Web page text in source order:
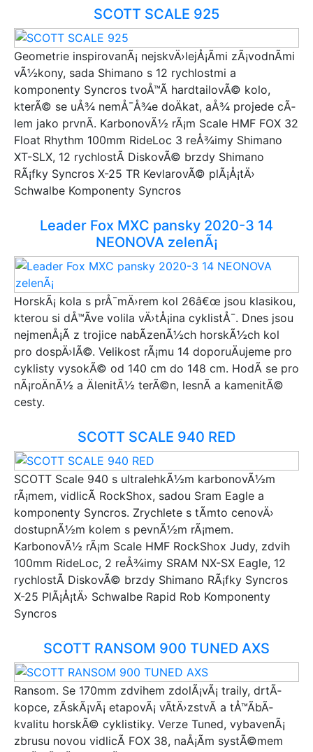
SCOTT SCALE 925
Geometrie inspirovanÃ¡ nejskvÄ›lejÅ¡Ã­mi zÃ¡vodnÃ­mi
vÃ½kony, sada Shimano s 12 rychlostmi a
komponenty Syncros tvoÅ™Ã­ hardtailovÃ© kolo,
kterÃ© se uÅ¾ nemÅ¯Å¾e doÄkat, aÅ¾ projede cÃ­
lem jako prvnÃ­. KarbonovÃ½ rÃ¡m Scale HMF FOX 32
Float Rhythm 100mm RideLoc 3 reÅ¾imy Shimano
XT-SLX, 12 rychlostÃ­ DiskovÃ© brzdy Shimano
RÃ¡fky Syncros X-25 TR KevlarovÃ© plÃ¡Å¡tÄ›
Schwalbe Komponenty Syncros
Leader Fox MXC pansky 2020-3 14
NEONOVA zelenÃ¡
HorskÃ¡ kola s prÅ¯mÄ›rem kol 26â€œ jsou klasikou,
kterou si dÅ™Ã­ve volila vÄ›tÅ¡ina cyklistÅ¯. Dnes jsou
nejmenÅ¡Ã­ z trojice nabÃ­zenÃ½ch horskÃ½ch kol
pro dospÄ›lÃ©. Velikost rÃ¡mu 14 doporuÄujeme pro
cyklisty vysokÃ© od 140 cm do 148 cm. HodÃ­ se pro
nÃ¡roÄnÃ½ a ÄlenitÃ½ terÃ©n, lesnÃ­ a kamenitÃ©
cesty.
SCOTT SCALE 940 RED
SCOTT Scale 940 s ultralehkÃ½m karbonovÃ½m
rÃ¡mem, vidlicÃ­ RockShox, sadou Sram Eagle a
komponenty Syncros. Zrychlete s tÃ­mto cenovÄ›
dostupnÃ½m kolem s pevnÃ½m rÃ¡mem.
KarbonovÃ½ rÃ¡m Scale HMF RockShox Judy, zdvih
100mm RideLoc, 2 reÅ¾imy SRAM NX-SX Eagle, 12
rychlostÃ­ DiskovÃ© brzdy Shimano RÃ¡fky Syncros
X-25 PlÃ¡Å¡tÄ› Schwalbe Rapid Rob Komponenty
Syncros
SCOTT RANSOM 900 TUNED AXS
Ransom. Se 170mm zdvihem zdolÃ¡vÃ¡ traily, drtÃ­
kopce, zÃ­skÃ¡vÃ¡ etapovÃ¡ vÃ­tÄ›zstvÃ­ a tÅ™Ã­bÃ­
kvalitu horskÃ© cyklistiky. Verze Tuned, vybavenÃ¡
zbrusu novou vidlicÃ­ FOX 38, naÅ¡Ã­m systÃ©mem